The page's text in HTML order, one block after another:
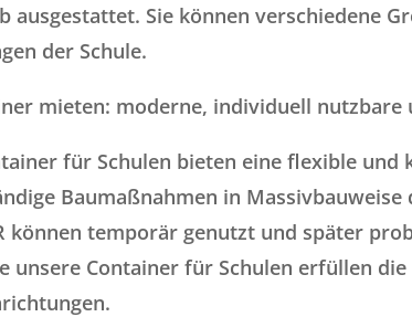
ausgestattet. Sie können verschiedene
der Schule.
mieten: moderne, individuell nutzbare
für Schulen bieten eine flexible und
Baumaßnahmen in
können temporär genutzt und später
unsere Container für Schulen erfüllen